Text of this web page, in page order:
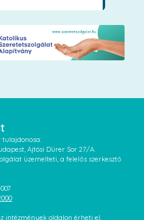
tulajdonosa:
Ajtósi Dürer Sor 27/A.
üzemelteti, a felelős szerkesztő
intézmények oldalon érheti el.